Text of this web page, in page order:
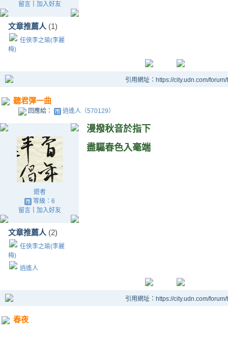
留言｜ 加入好友
文章推薦人 (1)
任俠李之瑜(李麗
梅)
引用網址：https://city.udn.com/
聽君彈一曲
回應給： 逍遙人（570129）
遊者
等級：6
留言｜ 加入好友
文章推薦人 (2)
任俠李之瑜(李麗
梅)
逍遙人
漫撥秋音於指下
盡驅春色入毫端
引用網址：https://city.udn.com/
春夜